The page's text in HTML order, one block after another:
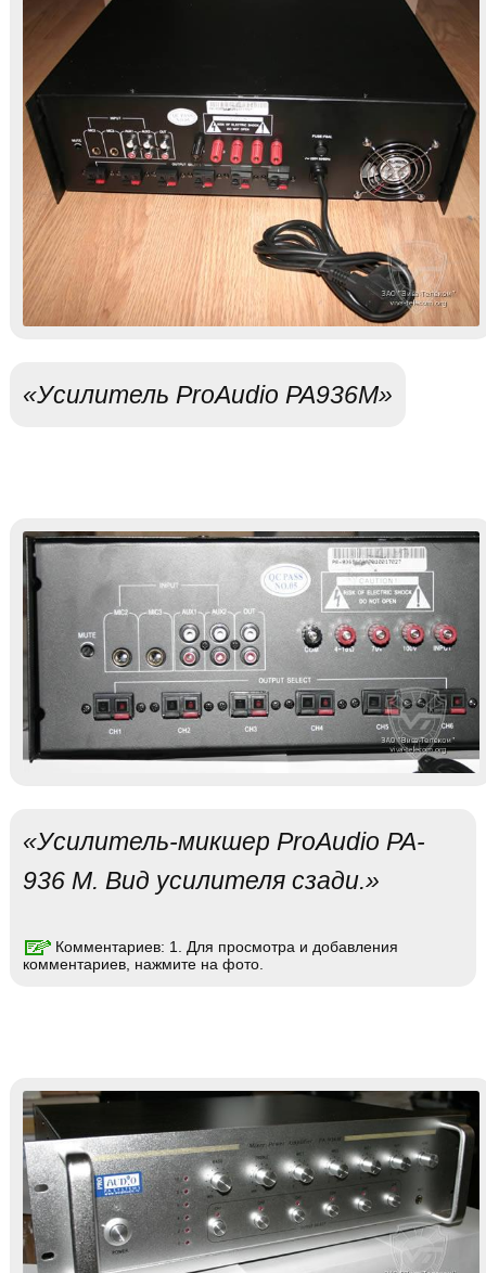
«Усилитель ProAudio PA936M»
«Усилитель-микшер ProAudio PA-
936 M. Вид усилителя сзади.»
Комментариев: 1. Для просмотра и добавления
комментариев, нажмите на фото.